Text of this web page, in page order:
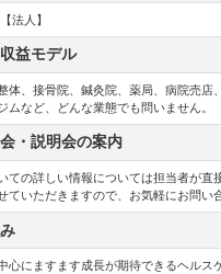
法人】
益モデル
体、接骨院、鍼灸院、薬局、病院売店
ムなど、どんな業態でも問いません。
・説明会の案内
ての詳しい情報については担当者が直
ていただきますので、お気軽にお問い
心にますます成長が期待できるヘルス